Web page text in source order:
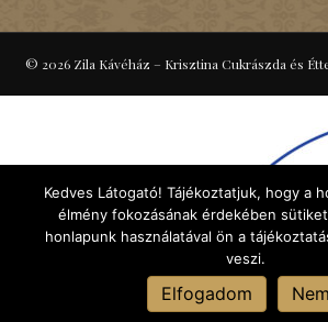
© 2026 Zila Kávéház – Krisztina Cukrászda és
Kedves Látogató! Tájékoztatjuk, hogy a
élmény fokozásának érdekében
honlapunk használatával ön a
veszi.
Elfogadom Nem